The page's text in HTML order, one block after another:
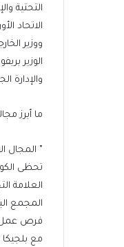
ووزير
الوزير
والإدارة
ما أبرز
٭ المجال
تحظى
المجمع
مع بلجيكا